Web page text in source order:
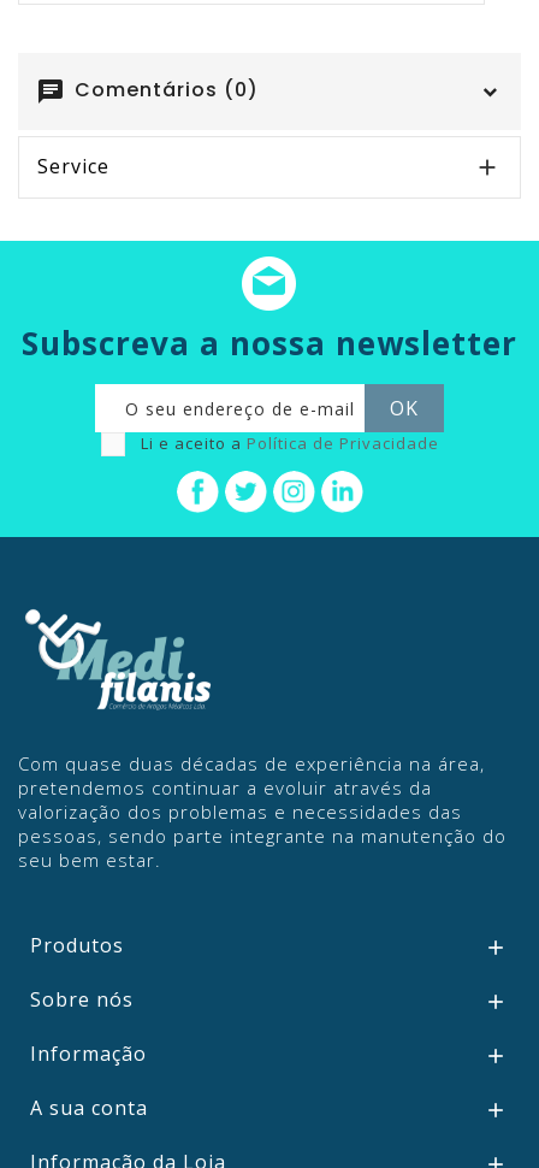
chat Comentários (0)
Service 
Subscreva a nossa newsletter
Li e aceito a Política de Privacidade
Com quase duas décadas de experiência na área,
pretendemos continuar a evoluir através da
valorização dos problemas e necessidades das
pessoas, sendo parte integrante na manutenção do
seu bem estar.
Produtos 
Sobre nós 
Informação 
A sua conta 
Informação da Loja